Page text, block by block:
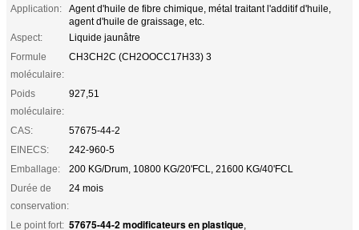
Application:
Agent d'huile de fibre chimique, métal traitant l'additif d'huile,
agent d'huile de graissage, etc.
Aspect:
Liquide jaunâtre
Formule
moléculaire:
CH3CH2C (CH2OOCC17H33) 3
Poids
moléculaire:
927,51
CAS:
57675-44-2
EINECS:
242-960-5
Emballage:
200 KG/Drum, 10800 KG/20'FCL, 21600 KG/40'FCL
Durée de
conservation:
24 mois
Le point fort: 57675-44-2 modificateurs en plastique,